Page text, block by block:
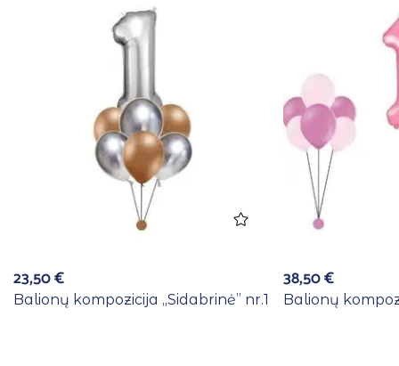
23,50€
Balionų kompozicija ,,Sidabrinė” nr.1
38,50€
Balionų